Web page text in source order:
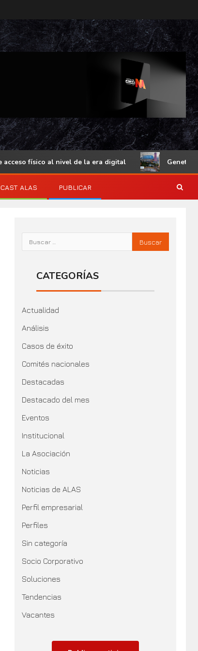
físico al nivel de la era digital Genetec
ALAS PUBLICAR
CATEGORÍAS
Actualidad
Análisis
Casos de éxito
Comités nacionales
Destacadas
Destacado del mes
Eventos
Institucional
La Asociación
Noticias
Noticias de ALAS
Perfil empresarial
Perfiles
Sin categoría
Socio Corporativo
Soluciones
Tendencias
Vacantes